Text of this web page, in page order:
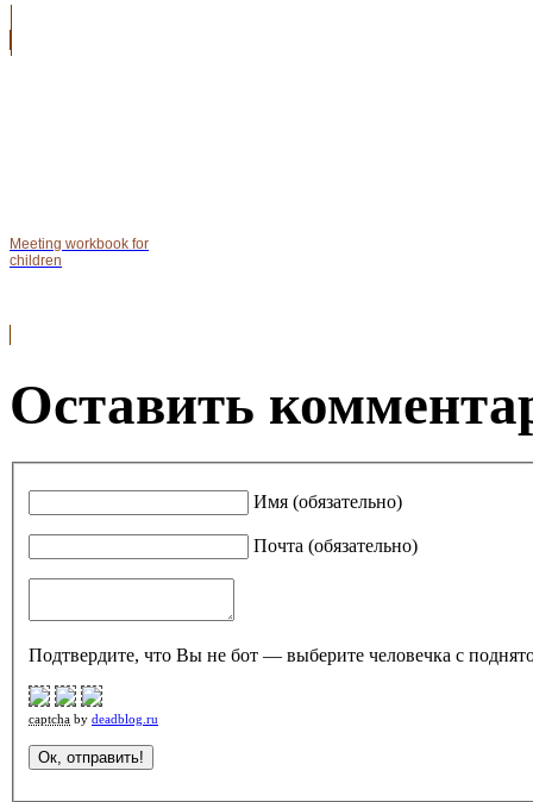
Meeting workbook for
children
Оставить
Имя (обязательно)
Почта (обязательно)
Подтвердите, что Вы не бот — выберите человечка с
captcha by deadblog.ru